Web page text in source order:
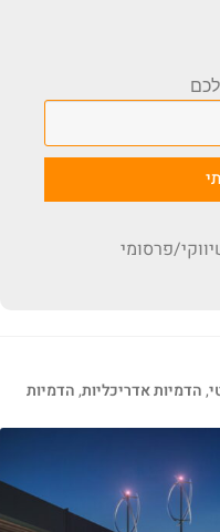
פרסומי
,הדמיות אדריכליות,הדמיות